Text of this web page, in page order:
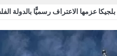
(الدفعة الثالثة) إلى مراجعة منصة خدمة
القاضي محمود أحمد فريحات.. مبارك ومزيدا
عزمها الاعتراف رسميًّا بالدولة